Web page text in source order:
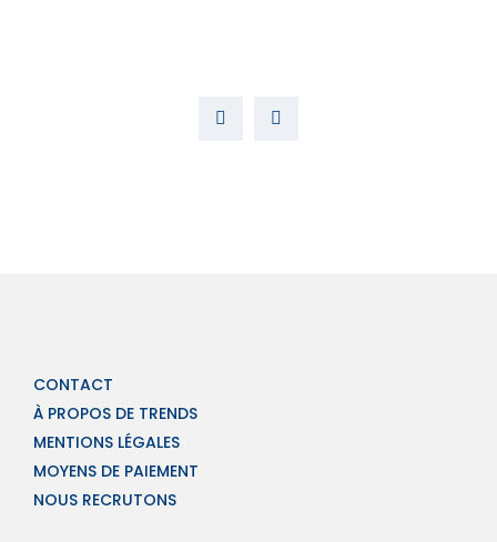
CONTACT
À PROPOS DE TRENDS
MENTIONS LÉGALES
MOYENS DE PAIEMENT
NOUS RECRUTONS